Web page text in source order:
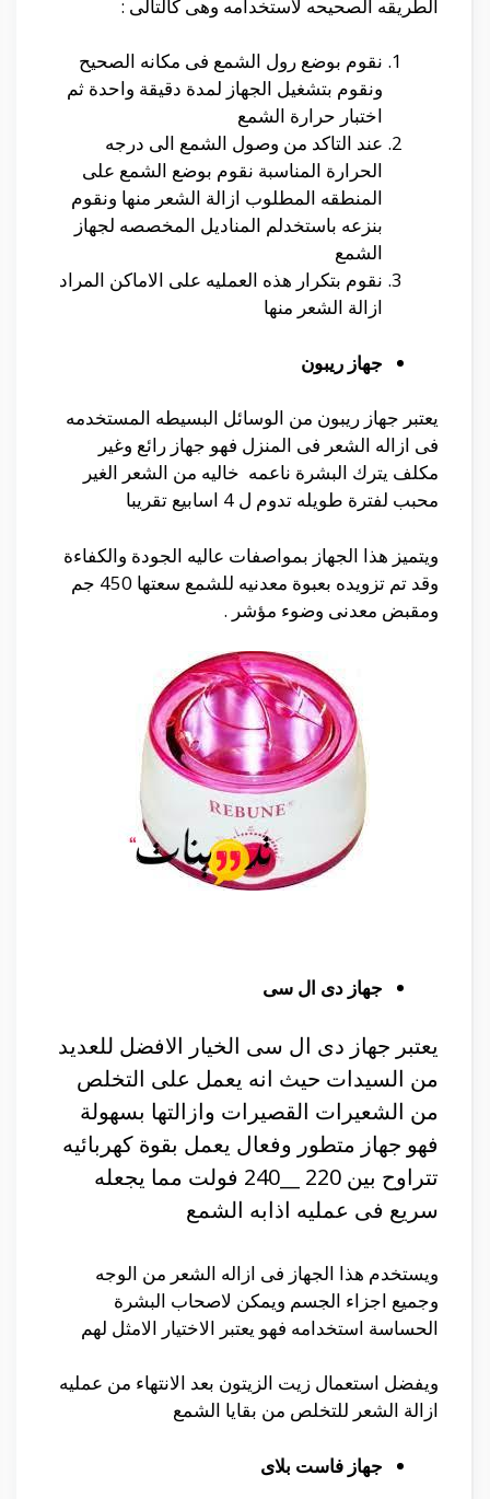
الطريقه الصحيحه لاستخدامه وهى كالتالى :
نقوم بوضع رول الشمع فى مكانه الصحيح
ونقوم بتشغيل الجهاز لمدة دقيقة واحدة ثم
اختبار حرارة الشمع
عند التاكد من وصول الشمع الى درجه
الحرارة المناسبة نقوم بوضع الشمع على
المنطقه المطلوب ازالة الشعر منها ونقوم
بنزعه باستخدلم المناديل المخصصه لجهاز
الشمع
نقوم بتكرار هذه العمليه على الاماكن المراد
ازالة الشعر منها
جهاز ريبون
يعتبر جهاز ريبون من الوسائل البسيطه المستخدمه
فى ازاله الشعر فى المنزل فهو جهاز رائع وغير
مكلف يترك البشرة ناعمه خاليه من الشعر الغير
محبب لفترة طويله تدوم ل 4 اسابيع تقريبا
ويتميز هذا الجهاز بمواصفات عاليه الجودة والكفاءة
وقد تم تزويده بعبوة معدنيه للشمع سعتها 450 جم
ومقبض معدنى وضوء مؤشر .
جهاز دى ال سى
يعتبر جهاز دى ال سى الخيار الافضل للعديد
من السيدات حيث انه يعمل على التخلص
من الشعيرات القصيرات وازالتها بسهولة
فهو جهاز متطور وفعال يعمل بقوة كهربائيه
تتراوح بين 220 __240 فولت مما يجعله
سريع فى عمليه اذابه الشمع
ويستخدم هذا الجهاز فى ازاله الشعر من الوجه
وجميع اجزاء الجسم ويمكن لاصحاب البشرة
الحساسة استخدامه فهو يعتبر الاختيار الامثل لهم
ويفضل استعمال زيت الزيتون بعد الانتهاء من عمليه
ازالة الشعر للتخلص من بقايا الشمع
جهاز فاست بلاى